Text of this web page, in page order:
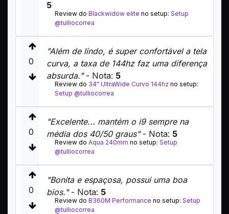
5
Review do Blackwidow elite no setup: Setup
@tulliocorrea
0
"Além de lindo, é super confortável a tela
curva, a taxa de 144hz faz uma diferença
absurda."- Nota: 5
Review do 34" UltraWide Curvo 144hz no setup:
Setup @tulliocorrea
0
"Excelente... mantém o i9 sempre na
média dos 40/50 graus"- Nota: 5
Review do Aqua 240mm no setup: Setup
@tulliocorrea
0
"Bonita e espaçosa, possui uma boa
bios."- Nota: 5
Review do B360M Performance no setup: Setup
@tulliocorrea